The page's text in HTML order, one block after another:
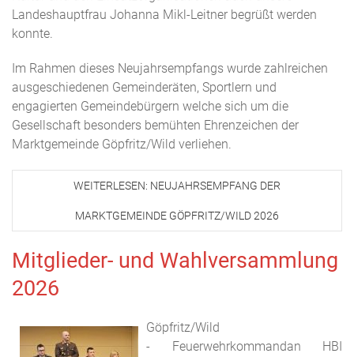
Landeshauptfrau Johanna Mikl-Leitner begrüßt werden
konnte.
Im Rahmen dieses Neujahrsempfangs wurde zahlreichen
ausgeschiedenen Gemeinderäten, Sportlern und
engagierten Gemeindebürgern welche sich um die
Gesellschaft besonders bemühten Ehrenzeichen der
Marktgemeinde Göpfritz/Wild verliehen.
WEITERLESEN: NEUJAHRSEMPFANG DER
MARKTGEMEINDE GÖPFRITZ/WILD 2026
Mitglieder- und Wahlversammlung
2026
Göpfritz/Wild
- Feuerwehrkommandan HBI